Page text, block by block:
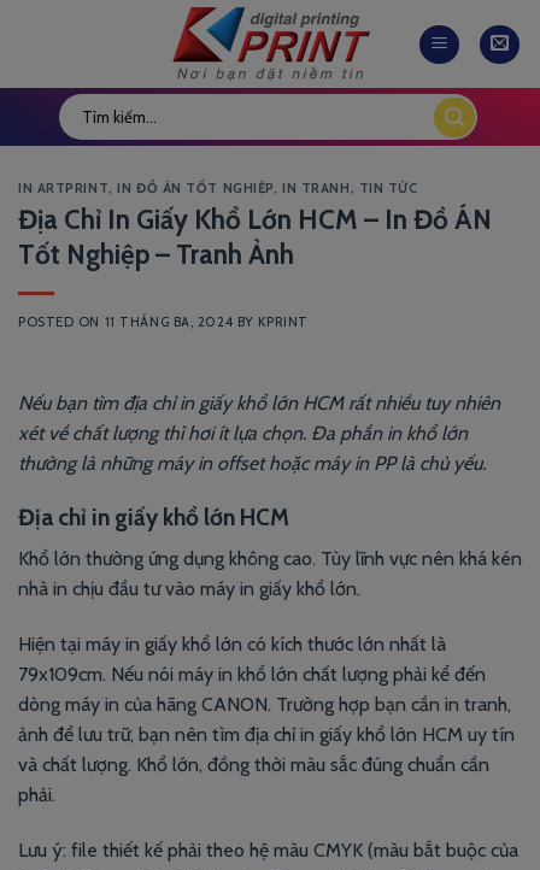
IN ARTPRINT,IN ĐỒ ÁN TỐT NGHIỆP,IN TRANH, TIN TỨC
Địa Chỉ In Giấy Khổ Lớn HCM – In Đồ ÁN
Tốt Nghiệp – Tranh Ảnh
POSTED ON 11 THÁNG BA, 2024 BY KPRINT
Nếu bạn tìm địa chỉ in giấy khổ lớn HCM rất nhiều tuy nhiên
xét về chất lượng thì hơi ít lựa chọn. Đa phần in khổ lớn
thường là những máy in offset hoặc máy in PP là chủ yếu.
Địa chỉ in giấy khổ lớn HCM
Khổ lớn thường ứng dụng không cao. Tùy lĩnh vực nên khá kén
nhà in chịu đầu tư vào máy in giấy khổ lớn.
Hiện tại máy in giấy khổ lớn có kích thước lớn nhất là
79x109cm. Nếu nói máy in khổ lớn chất lượng phải kể đến
dòng máy in của hãng CANON. Trường hợp bạn cần in tranh,
ảnh để lưu trữ, bạn nên tìm địa chỉ in giấy khổ lớn HCM uy tín
và chất lượng. Khổ lớn, đồng thời màu sắc đúng chuẩn cần
phải.
Lưu ý: file thiết kế phải theo hệ màu CMYK (màu bắt buộc của